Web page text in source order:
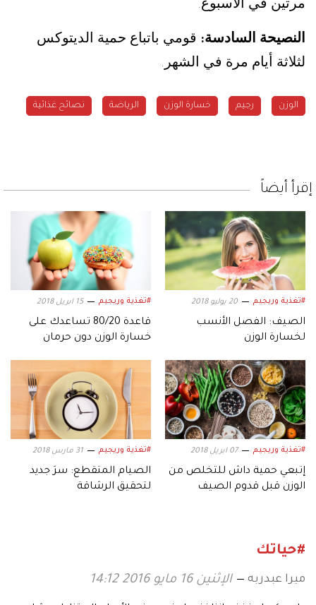
.
النصيحة السادسة: قومي باتباع حمية الديتوكس
لثلاثة أيام مرة في الشهر .
الوزن رجيم خسارة الوزن الرياضة نصائح غذائية
إقرأ أيضاً
#تغذية وريجيم 20 يوليو 2018
الصيف: الفصل الأنسب
لخسارة الوزن
#تغذية وريجيم 15 ابريل 2018
قاعدة 80/20 تساعدك على
خسارة الوزن دون حرمان
#تغذية وريجيم 07 ابريل 2018
إتبعي حمية داش للتخلص من
الوزن قبل قدوم الصيف
#تغذية وريجيم 31 مارس 2018
الصيام المتقطع: سرَ جديد
لتحقيق الرشاقة
#حياتك
ميرا عبدربه الإثنين 16 مايو 2016 14:12